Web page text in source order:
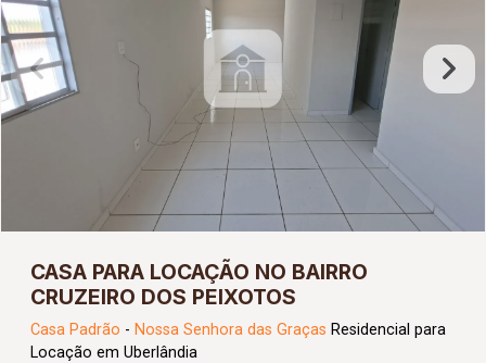
CASA PARA LOCAÇÃO NO BAIRRO
CRUZEIRO DOS PEIXOTOS
Casa Padrão - Nossa Senhora das Graças Residencial para
Locação em Uberlândia